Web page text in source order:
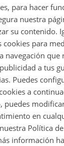
para hacer
nuestra
su contenido.
cookies para
navegación que
a tus
Puedes
a
puedes
en
Política
información